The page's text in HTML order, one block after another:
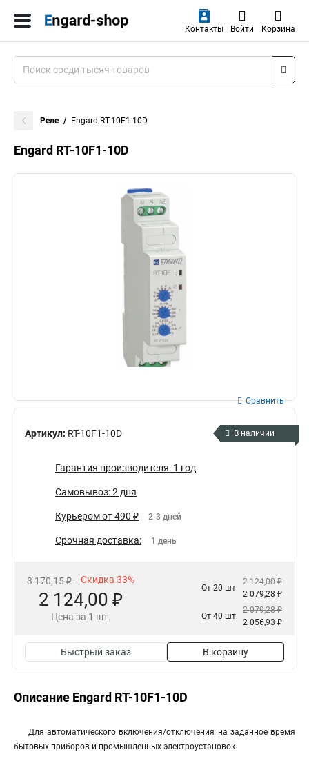
Контакты Войти Корзина
Реле Engard RT-10F1-10D
Engard RT-10F1-10D
Артикул: RT-10F1-10D
Сравнить
В наличии
Гарантия производителя: 1 год
Самовывоз: 2 дня
Курьером от 490 ₽ 2-3 дней
Срочная доставка: 1 день
3 170,15 ₽ Скидка 33%
2 124,00 ₽
Цена за 1 шт.
От 20 шт:
2 124,00 ₽
2 079,28 ₽
От 40 шт:
2 079,28 ₽
2 056,93 ₽
Быстрый заказ В корзину
Описание Engard RT-10F1-10D
Для автоматического включения/отключения на заданное время
бытовых приборов и промышленных электроустановок.